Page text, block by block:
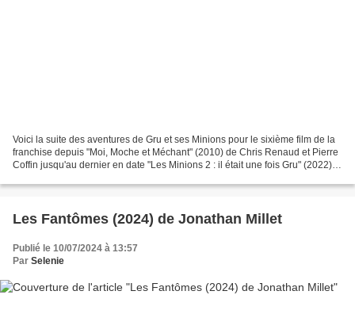
Voici la suite des aventures de Gru et ses Minions pour le sixième film de la
franchise depuis "Moi, Moche et Méchant" (2010) de Chris Renaud et Pierre
Coffin jusqu'au dernier en date "Les Minions 2 : il était une fois Gru" (2022)
Les Fantômes (2024) de Jonathan Millet
Publié le 10/07/2024 à 13:57
Par Selenie